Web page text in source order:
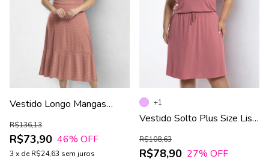
Vestido Longo Mangas
e Preto
R$73,90
R$136,13
46% OFF
3 x deR$24,63 sem juros
Vestido Solto Plus Size Liso
R$78,90
R$108,63
27% OFF
+1